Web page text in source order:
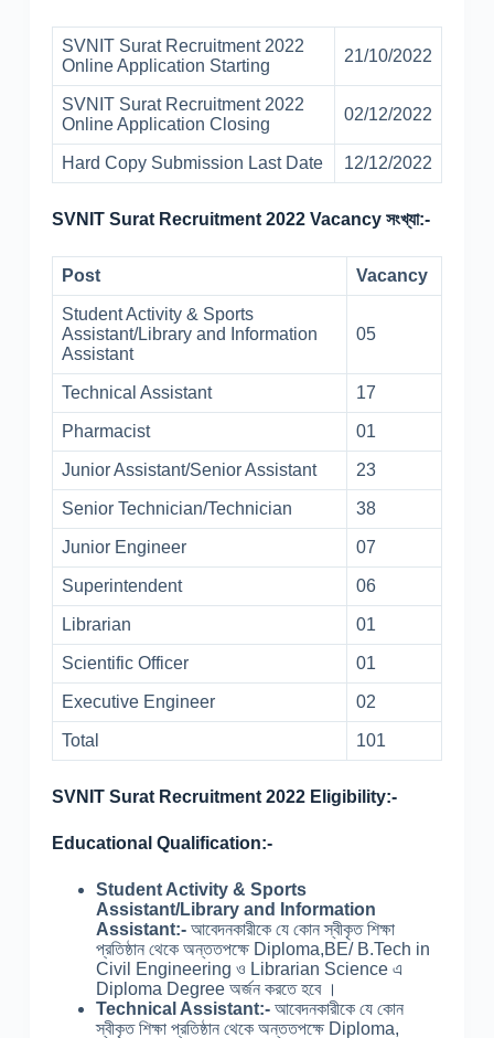
SVNIT Surat Recruitment 2022
Online Application Starting
21/10/2022
SVNIT Surat Recruitment 2022
Online Application Closing
02/12/2022
Hard Copy Submission Last Date 12/12/2022
SVNIT Surat Recruitment 2022 Vacancy সংখ্যা:-
Post Vacancy
Student Activity & Sports
Assistant/Library and Information
Assistant
05
Technical Assistant 17
Pharmacist 01
Junior Assistant/Senior Assistant 23
Senior Technician/Technician 38
Junior Engineer 07
Superintendent 06
Librarian 01
Scientific Officer 01
Executive Engineer 02
Total 101
SVNIT Surat Recruitment 2022 Eligibility:-
Educational Qualification:-
Student Activity & Sports
Assistant/Library and Information
Assistant:- আবেদনকারীকে যে কোন স্বীকৃত শিক্ষা
প্রতিষ্ঠান থেকে অন্ততপক্ষে Diploma,BE/ B.Tech in
Civil Engineering ও Librarian Science এ
Diploma Degree অর্জন করতে হবে ।
Technical Assistant:- আবেদনকারীকে যে কোন
স্বীকৃত শিক্ষা প্রতিষ্ঠান থেকে অন্ততপক্ষে Diploma,